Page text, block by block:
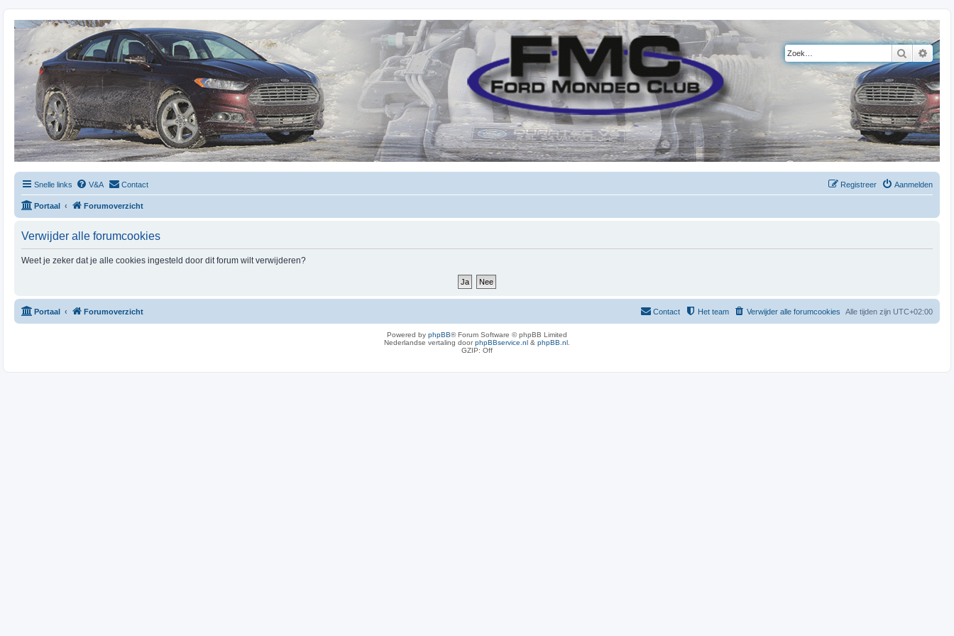
Zoek
Snelle links V&A Contact Aanmelden
Registreer
Portaal Forumoverzicht
Verwijder alle forumcookies
Weet je zeker dat je alle cookies ingesteld door dit forum wilt verwijderen?
Portaal Forumoverzicht Alle tijden zijn UTC+02:00
Verwijder alle forumcookies
Het team
Contact
Powered by phpBB® Forum Software © phpBB Limited
Nederlandse vertaling doorphpBBservice.nl& phpBB.nl.
GZIP: Off